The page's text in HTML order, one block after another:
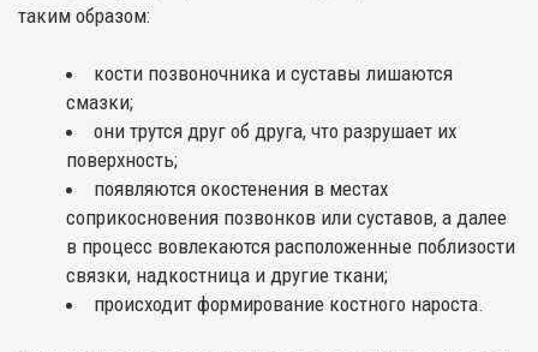
таким образом:
кости позвоночника и суставы лишаются
смазки;
они трутся друг об друга, что разрушает их
поверхность;
появляются окостенения в местах
соприкосновения позвонков или суставов, а далее
в процесс вовлекаются расположенные поблизости
связки, надкостница и другие ткани;
происходит формирование костного нароста.